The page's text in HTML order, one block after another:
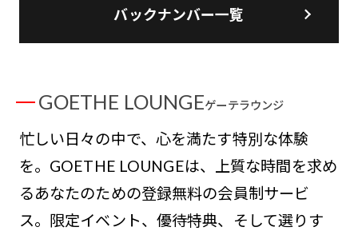
バックナンバー一覧
GOETHE LOUNGEゲーテラウンジ
忙しい日々の中で、心を満たす特別な体験
を。GOETHE LOUNGEは、上質な時間を求め
るあなたのための登録無料の会員制サービ
ス。限定イベント、優待特典、そして選りす